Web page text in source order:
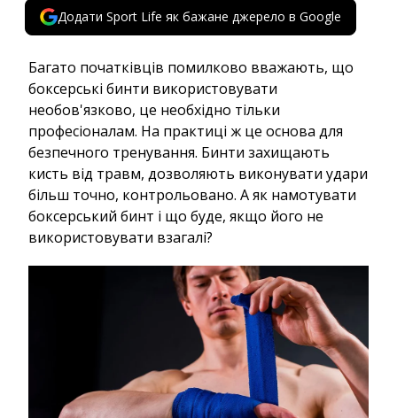
Додати Sport Life як бажане джерело в Google
Багато початківців помилково вважають, що
боксерські бинти використовувати
необов'язково, це необхідно тільки
професіоналам. На практиці ж це основа для
безпечного тренування. Бинти захищають
кисть від травм, дозволяють виконувати удари
більш точно, контрольовано. А як намотувати
боксерський бинт і що буде, якщо його не
використовувати взагалі?